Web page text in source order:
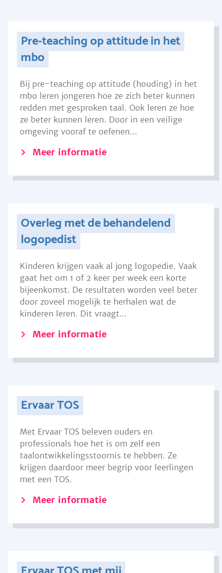
Pre-teaching op attitude in het
mbo
Bij pre-teaching op attitude (houding) in het
mbo leren jongeren hoe ze zich beter kunnen
redden met gesproken taal. Ook leren ze hoe
ze beter kunnen leren. Door in een veilige
omgeving vooraf te oefenen...
Meer informatie
Overleg met de behandelend
logopedist
Kinderen krijgen vaak al jong logopedie. Vaak
gaat het om 1 of 2 keer per week een korte
bijeenkomst. De resultaten worden veel beter
door zoveel mogelijk te herhalen wat de
kinderen leren. Dit vraagt...
Meer informatie
Ervaar TOS
Met Ervaar TOS beleven ouders en
professionals hoe het is om zelf een
taalontwikkelingsstoornis te hebben. Ze
krijgen daardoor meer begrip voor leerlingen
met een TOS.
Meer informatie